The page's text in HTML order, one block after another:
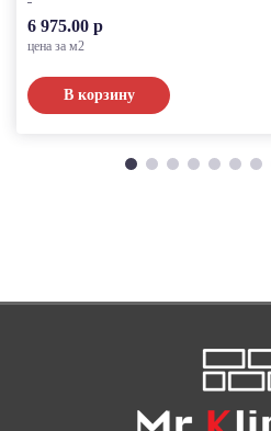
6 975.00 р
цена за м2
В корзину